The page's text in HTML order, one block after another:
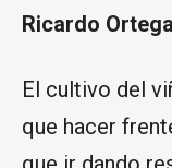
Ricardo Ortega
El cultivo del
que hacer